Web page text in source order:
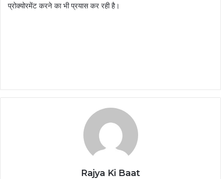
प्रोक्योरमेंट करने का भी प्रयास कर रही है।
Rajya Ki Baat